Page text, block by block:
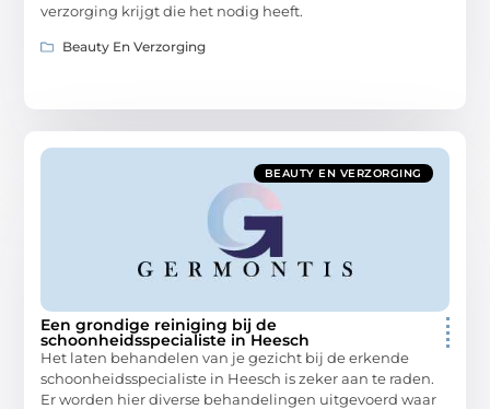
verzorging krijgt die het nodig heeft.
Beauty En Verzorging
BEAUTY EN VERZORGING
Een grondige reiniging bij de
schoonheidsspecialiste in Heesch
Het laten behandelen van je gezicht bij de erkende
schoonheidsspecialiste in Heesch is zeker aan te raden.
Er worden hier diverse behandelingen uitgevoerd waar